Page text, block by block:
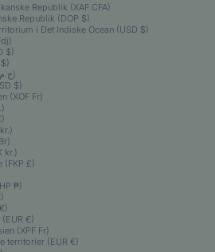
Republik (XAF CFA)
Republik (DOP $)
i Det Indiske Ocean (USD $)
$)
Egypten (EGP ج.م)
$)
(XOF Fr)
kr.)
(FKP £)
₱)
€)
(XPF Fr)
territorier (EUR €)